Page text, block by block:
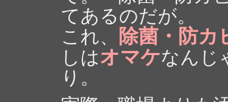
てあるのだが。
これ、
除菌・防カ
しはオマケなんじ
り。